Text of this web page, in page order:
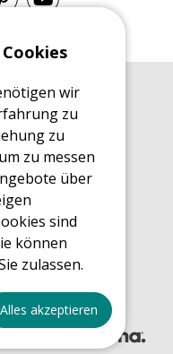
wir
zu
zu
zu messen
über
sind
können
zulassen.
Alles akzeptieren